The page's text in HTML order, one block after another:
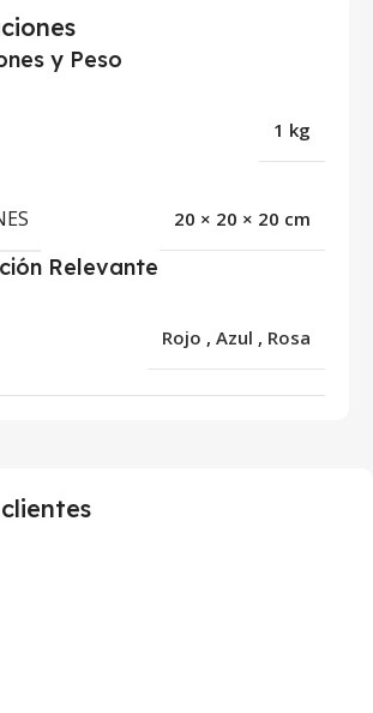
y Peso
1 kg
20 × 20 × 20 cm
Relevante
Rojo , Azul , Rosa